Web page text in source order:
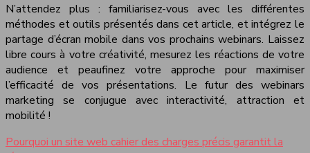
N’attendez plus : familiarisez-vous avec les différentes
méthodes et outils présentés dans cet article, et intégrez le
partage d’écran mobile dans vos prochains webinars. Laissez
libre cours à votre créativité, mesurez les réactions de votre
audience et peaufinez votre approche pour maximiser
l’efficacité de vos présentations. Le futur des webinars
marketing se conjugue avec interactivité, attraction et
mobilité !
Pourquoi un site web cahier des charges précis garantit la